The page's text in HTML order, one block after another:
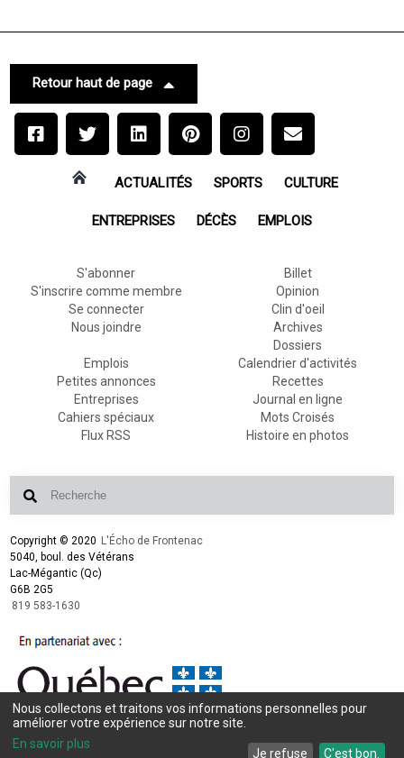
Retour haut de page
ACTUALITÉS SPORTS CULTURE
ENTREPRISES DÉCÈS EMPLOIS
S'abonner
S'inscrire comme membre
Se connecter
Nous joindre
Billet
Opinion
Clin d'oeil
Archives
Dossiers
Emplois
Petites annonces
Entreprises
Cahiers spéciaux
Flux RSS
Calendrier d'activités
Recettes
Journal en ligne
Mots Croisés
Histoire en photos
Copyright © 2020 L'Écho de Frontenac
5040, boul. des Vétérans
Lac-Mégantic (Qc)
G6B 2G5
819 583-1630
Conception et design :L'Écho de Frontenac
Intégration et programmation :
Nous collectons et traitons vos informations personnelles pour
améliorer votre expérience sur notre site.
En savoir plus
Je refuse C'est bon.